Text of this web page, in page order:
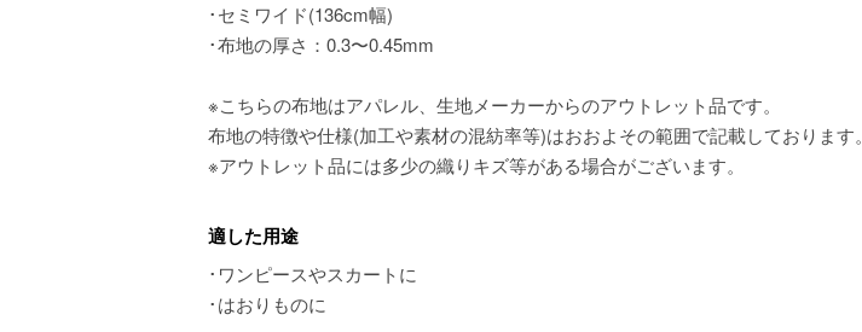
･セミワイド(136cm幅)
･布地の厚さ：0.3〜0.45mm
※こちらの布地はアパレル、生地メーカーからのアウトレット品です。
布地の特徴や仕様(加工や素材の混紡率等)はおおよその範囲で記載しております。
※アウトレット品には多少の織りキズ等がある場合がございます。
適した用途
･ワンピースやスカートに
･はおりものに